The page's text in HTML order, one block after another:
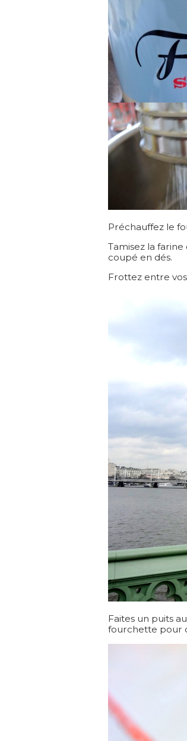
Préchauffez le
Tamisez la
coupé en dés.
Frottez entre
Faites un puits
fourchette pour